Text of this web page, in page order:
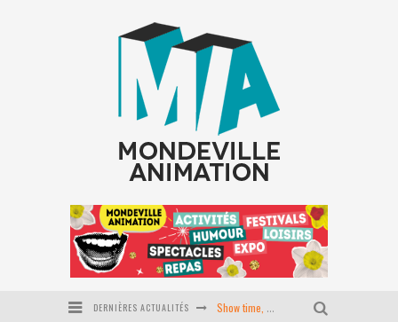
DERNIÈRES ACTUALITÉS Show time, école du P'tit coin